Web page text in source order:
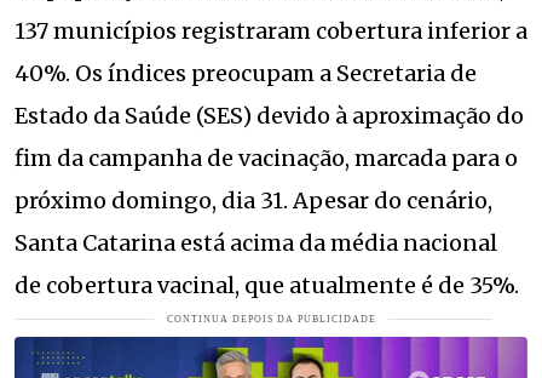
137 municípios registraram cobertura inferior a
40%. Os índices preocupam a Secretaria de
Estado da Saúde (SES) devido à aproximação do
fim da campanha de vacinação, marcada para o
próximo domingo, dia 31. Apesar do cenário,
Santa Catarina está acima da média nacional
de cobertura vacinal, que atualmente é de 35%.